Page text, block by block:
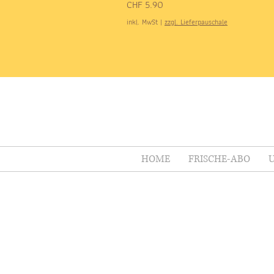
Preis
CHF 5.90
inkl. MwSt | zzgl. Lieferpauschale
HOME FRISCHE-ABO